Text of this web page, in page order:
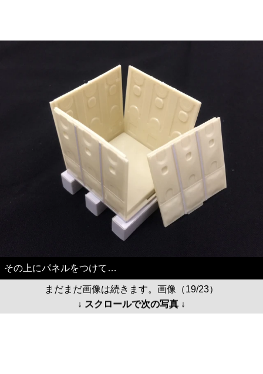
その上にパネルをつけて…
まだまだ画像は続きます。画像（19/23）
↓ スクロールで次の写真 ↓